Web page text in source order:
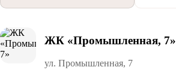
ЖК «Промышленная, 7»
ул. Промышленная, 7